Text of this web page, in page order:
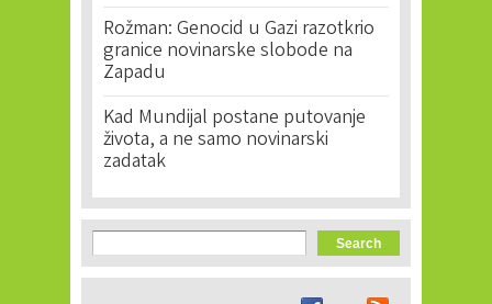
Rožman: Genocid u Gazi razotkrio
granice novinarske slobode na
Zapadu
Kad Mundijal postane putovanje
života, a ne samo novinarski
zadatak
Search form
Search